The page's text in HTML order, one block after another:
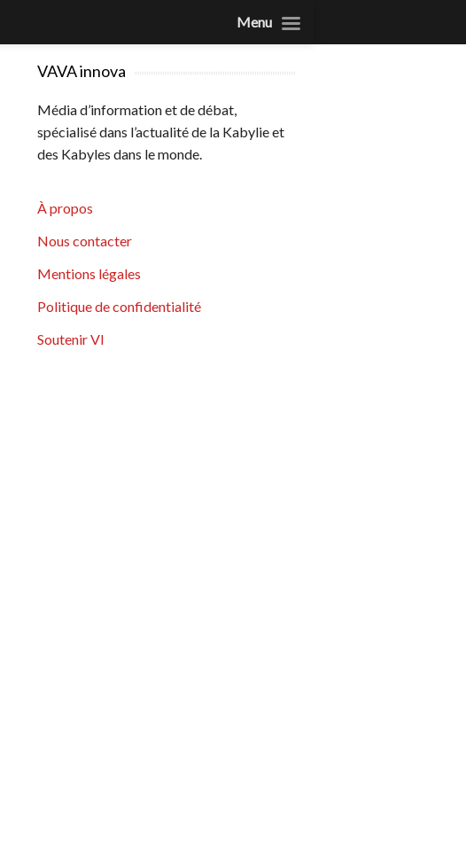
VAVA innova
Média d’information et de débat,
spécialisé dans l’actualité de la Kabylie et
des Kabyles dans le monde.
À propos
Nous contacter
Mentions légales
Politique de confidentialité
Soutenir VI
Menu